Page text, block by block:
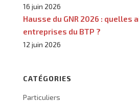
16 juin 2026
Hausse du GNR 2026 : quelles
entreprises du BTP ?
12 juin 2026
CATÉGORIES
Particuliers